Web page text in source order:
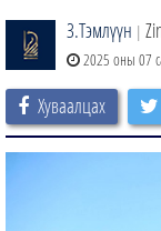
З.Тэмлүүн |
2025 оны 07
Хуваалцах